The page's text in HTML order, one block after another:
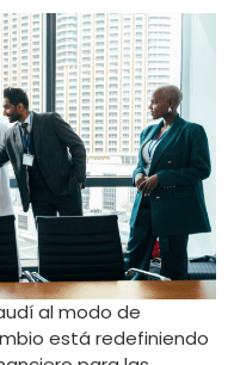
al modo de
está redefiniendo